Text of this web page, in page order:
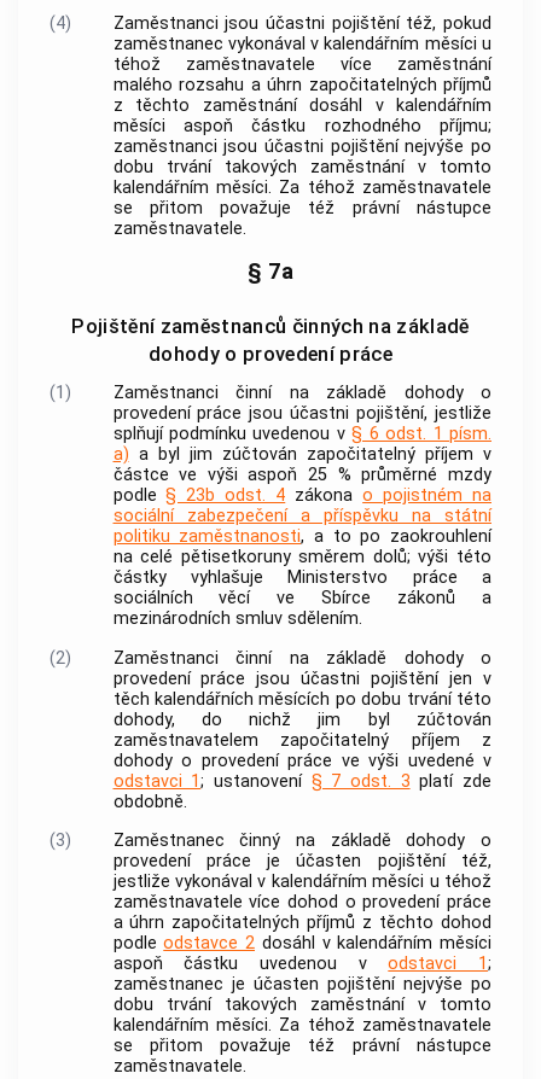
(4)
Zaměstnanci jsou účastni pojištění též, pokud
zaměstnanec vykonával v kalendářním měsíci u
téhož zaměstnavatele více zaměstnání
malého rozsahu a úhrn započitatelných příjmů
z těchto zaměstnánídosáhl v kalendářním
měsíci aspoň částku rozhodného příjmu;
zaměstnanci jsou účastni pojištění nejvýše po
dobu trvání takových zaměstnánív tomto
kalendářním měsíci. Za téhož zaměstnavatele
se přitom považuje též právní nástupce
zaměstnavatele.
§ 7a
Pojištění zaměstnanců činných na základě
dohody o provedení práce
(1)
Zaměstnanci činní na základě dohody o
provedenípráce jsou účastni pojištění, jestliže
splňují podmínku uvedenou v§ 6 odst. 1 písm.
a) a byl jim zúčtován započitatelný příjem v
částce ve výši aspoň 25 % průměrné mzdy
podle§ 23b odst. 4 zákonao pojistném na
sociální zabezpečení a příspěvku na státní
politiku zaměstnanosti, a to po zaokrouhlení
na celé pětisetkoruny směrem dolů; výši této
částky vyhlašuje Ministerstvo práce a
sociálních věcí ve Sbírce zákonů a
mezinárodních smluv sdělením.
(2)
Zaměstnanci činní na základě dohody o
provedení práce jsou účastni pojištění jen v
těch kalendářních měsících po dobu trvání této
dohody, do nichž jim byl zúčtován
zaměstnavatelem
započitatelný příjem z
dohody o provedení práce ve výši uvedené v
odstavci 1; ustanovení § 7 odst. 3 platí zde
obdobně.
(3)
Zaměstnanec činný na základě dohody o
provedení práce je účasten pojištění též,
jestliže vykonával v kalendářním měsíci u téhož
zaměstnavatele více dohod o provedení práce
a úhrn započitatelných příjmů z těchto dohod
podleodstavce 2 dosáhl v kalendářním měsíci
aspoň částku uvedenou vodstavci 1;
zaměstnanec je účasten pojištění nejvýše po
dobu trvání takových zaměstnánív tomto
kalendářním měsíci. Za téhož zaměstnavatele
se přitom považuje též právní nástupce
zaměstnavatele.